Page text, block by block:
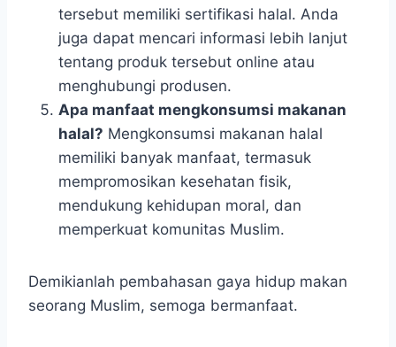
tersebut memiliki sertifikasi halal. Anda
juga dapat mencari informasi lebih lanjut
tentang produk tersebut online atau
menghubungi produsen.
Apa manfaat mengkonsumsi makanan
halal? Mengkonsumsi makanan halal
memiliki banyak manfaat, termasuk
mempromosikan kesehatan fisik,
mendukung kehidupan moral, dan
memperkuat komunitas Muslim.
Demikianlah pembahasan gaya hidup makan
seorang Muslim, semoga bermanfaat.